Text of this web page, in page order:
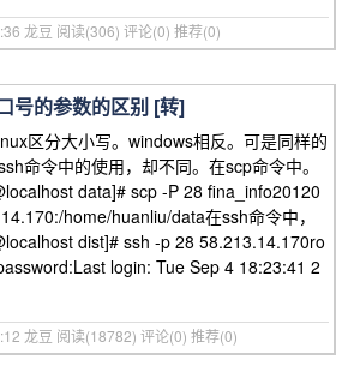
龙豆 阅读(306) 评论(0) 推荐(0)
号的参数的区别 [转]
区分大小写。windows相反。可是同样的
命令中的使用，却不同。在scp命令中。
data]# scp -P 28 fina_info20120
home/huanliu/data在ssh命令中，
dist]# ssh -p 28 58.213.14.170ro
login: Tue Sep 4 18:23:41 2
龙豆 阅读(18782) 评论(0) 推荐(0)